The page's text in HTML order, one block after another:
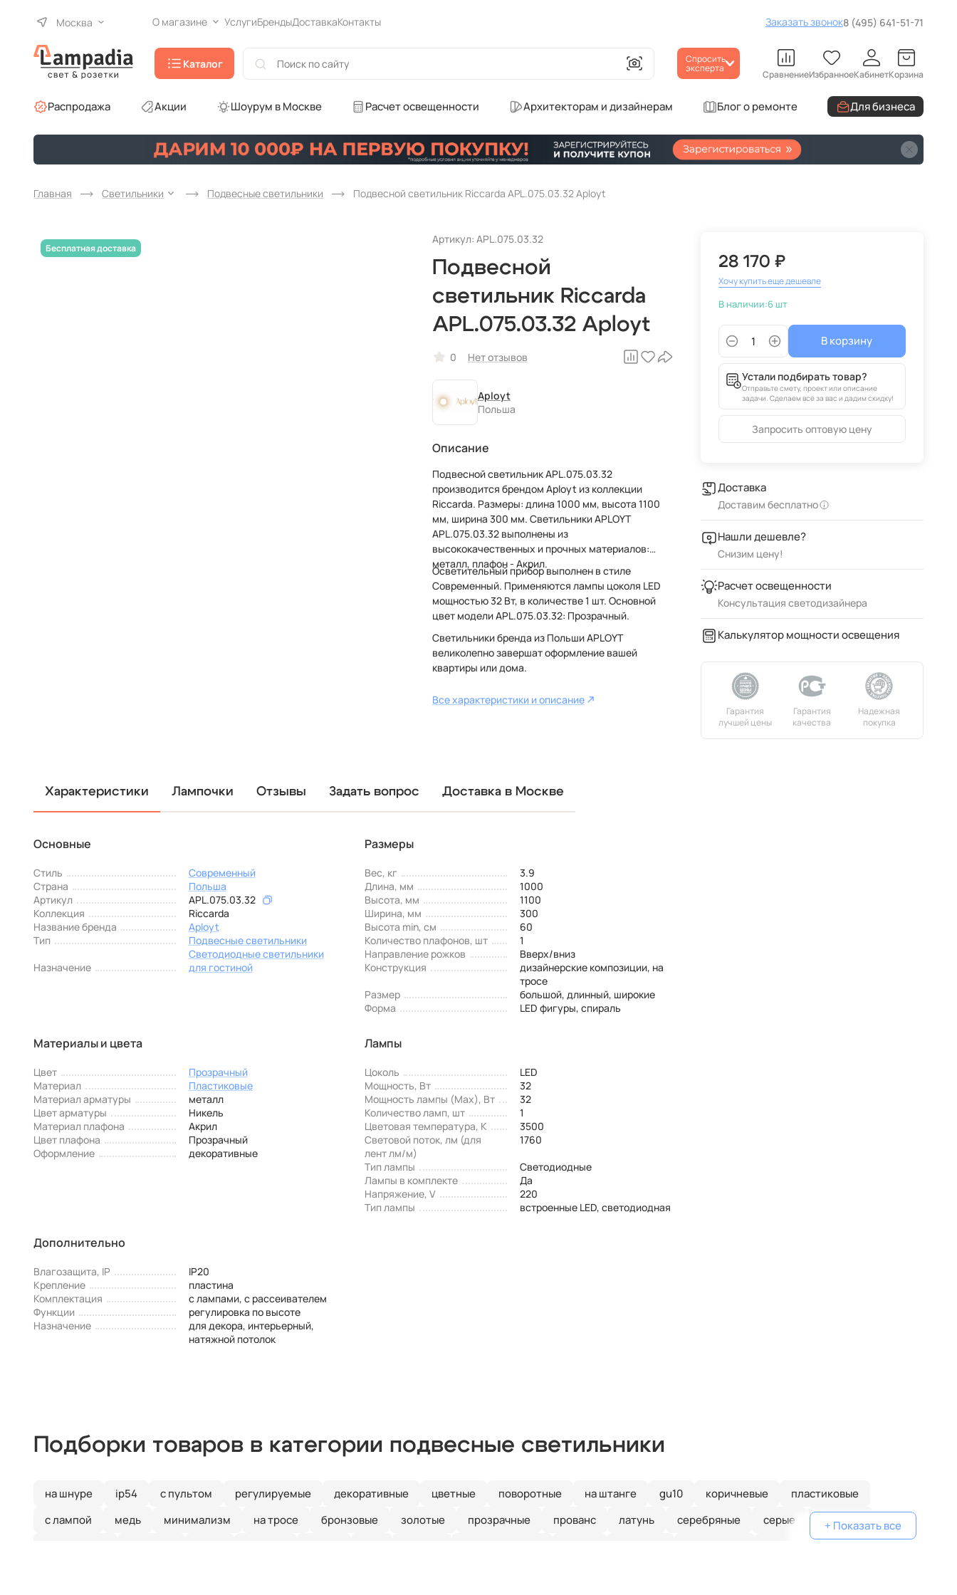
Москва О магазине УслугиБрендыДоставкаКонтакты Заказать звонок8 (495) 641-51-71
Каталог Спросить
эксперта СравнениеИзбранноеКабинетКорзина
Распродажа Акции Шоурум в Москве Расчет освещенности Архитекторам и дизайнерам Блог о ремонте Для бизнеса
Главная Светильники Подвесные светильники Подвесной светильник Riccarda APL.075.03.32 Aployt
Артикул: APL.075.03.32
Подвесной
светильник Riccarda
APL.075.03.32 Aployt
0 Нет отзывов
Aployt
Польша
Описание
Подвесной светильник APL.075.03.32
производится брендом Aployt из коллекции
Riccarda. Размеры: длина 1000 мм, высота 1100
мм, ширина 300 мм. Светильники APLOYT
APL.075.03.32 выполнены из
высококачественных и прочных материалов:
металл, плафон - Акрил.
Осветительный прибор выполнен в стиле
Современный. Применяются лампы цоколя LED
мощностью 32 Вт, в количестве 1 шт. Основной
цвет модели APL.075.03.32: Прозрачный.
Светильники бренда из Польши APLOYT
великолепно завершат оформление вашей
квартиры или дома.
Все характеристики и описание
28 170 ₽
Хочу купить еще дешевле
В наличии:6 шт
В корзину
Устали подбирать товар?
Отправьте смету, проект или описание
задачи. Сделаем всё за вас и дадим скидку!
Запросить оптовую цену
Доставка
Доставим бесплатно
Нашли дешевле?
Снизим цену!
Расчет освещенности
Консультация светодизайнера
Калькулятор мощности освещения
Характеристики Лампочки Отзывы Задать вопрос Доставка в Москве
Основные
Стиль
Современный
Страна
Польша
Артикул
APL.075.03.32
Коллекция
Riccarda
Название бренда
Aployt
Тип
Подвесные светильники
Светодиодные светильники
Назначение
для гостиной
Размеры
Вес, кг
3.9
Длина, мм
1000
Высота, мм
1100
Ширина, мм
300
Высота min, см
60
Количество плафонов, шт
1
Направление рожков
Вверх/вниз
Конструкция
дизайнерские композиции, на
тросе
Размер
большой, длинный, широкие
Форма
LED фигуры, спираль
Материалы и цвета
Цвет
Прозрачный
Материал
Пластиковые
Материал арматуры
металл
Цвет арматуры
Никель
Материал плафона
Акрил
Цвет плафона
Прозрачный
Оформление
декоративные
Лампы
Цоколь
LED
Мощность, Вт
32
Мощность лампы (Max), Вт
32
Количество ламп, шт
1
Цветовая температура, К
3500
Световой поток, лм (для
лент лм/м)
1760
Тип лампы
Светодиодные
Лампы в комплекте
Да
Напряжение, V
220
Тип лампы
встроенные LED, светодиодная
Дополнительно
Влагозащита, IP
IP20
Крепление
пластина
Комплектация
с лампами, с рассеивателем
Функции
регулировка по высоте
Назначение
для декора, интерьерный,
натяжной потолок
Подборки товаров в категории подвесные светильники
на шнуре ip54 с пультом регулируемые декоративные цветные поворотные на штанге gu10 коричневые
пластиковые
с лампой
медь минимализм на тросе бронзовые золотые прозрачные прованс латунь серебряные серые
голубые
+ Показать все